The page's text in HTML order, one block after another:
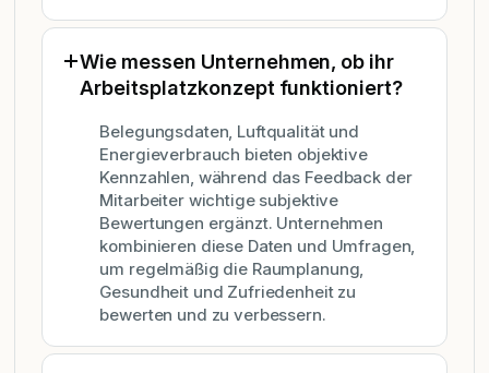
Wie messen Unternehmen, ob ihr
Arbeitsplatzkonzept funktioniert?
Belegungsdaten, Luftqualität und
Energieverbrauch bieten objektive
Kennzahlen, während das Feedback der
Mitarbeiter wichtige subjektive
Bewertungen ergänzt. Unternehmen
kombinieren diese Daten und Umfragen,
um regelmäßig die Raumplanung,
Gesundheit und Zufriedenheit zu
bewerten und zu verbessern.